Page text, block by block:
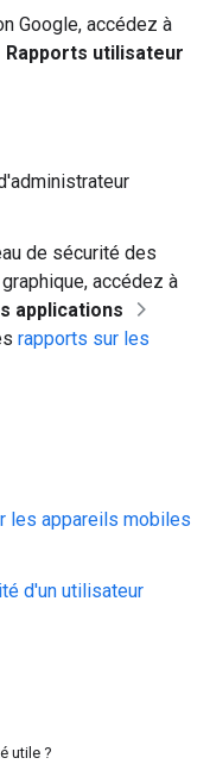
Google, accédez à
Rapports utilisateur
de sécurité des
accédez à
applications
rapports sur les
les appareils mobiles
d'un utilisateur
utile ?